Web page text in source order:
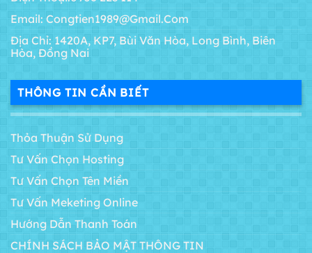
Email: Congtien1989@gmail.com
Địa Chỉ: 1420A, KP7, Bùi Văn Hòa, Long Bình, Biên
Hòa, Đồng Nai
THÔNG TIN CẦN BIẾT
Thỏa Thuận Sử Dụng
Tư Vấn Chọn Hosting
Tư Vấn Chọn Tên Miền
Tư Vấn Meketing Online
Hướng Dẫn Thanh Toán
CHÍNH SÁCH BẢO MẬT THÔNG TIN